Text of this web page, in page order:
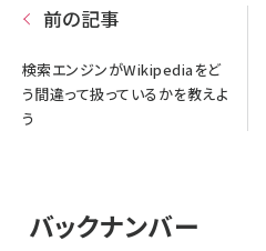
前の記事
検索エンジンがWikipediaをど
う間違って扱っているかを教えよ
う
バックナンバー